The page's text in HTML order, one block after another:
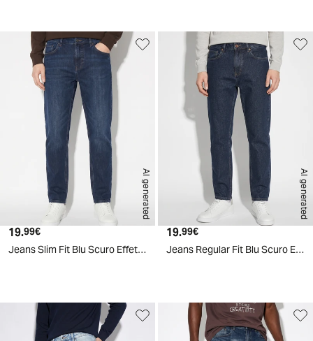
AI generated
Prezzo attuale
19.99€
Jeans Slim Fit Blu Scuro Effetto Slavato - DENIM SCURO
AI generated
Prezzo attuale
19.99€
Jeans Regular Fit Blu Scuro Effetto Slavato - DENIM SCURO